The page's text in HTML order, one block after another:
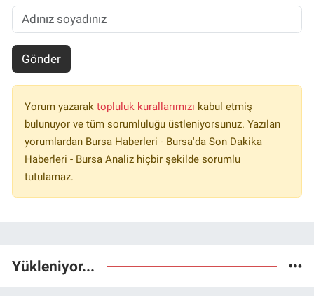
Gönder
Yorum yazarak topluluk kurallarımızı kabul etmiş
bulunuyor ve tüm sorumluluğu üstleniyorsunuz. Yazılan
yorumlardan Bursa Haberleri - Bursa'da Son Dakika
Haberleri - Bursa Analiz hiçbir şekilde sorumlu
tutulamaz.
Yükleniyor...